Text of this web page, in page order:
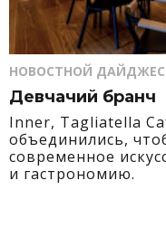
НОВОСТНОЙ
Девчачий бранч
Inner, Tagliatella
объединились,
современное
и гастрономию.